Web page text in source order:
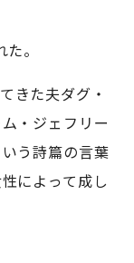
。
きた夫ダグ・
・ジェフリー
う詩篇の言葉
によって成し